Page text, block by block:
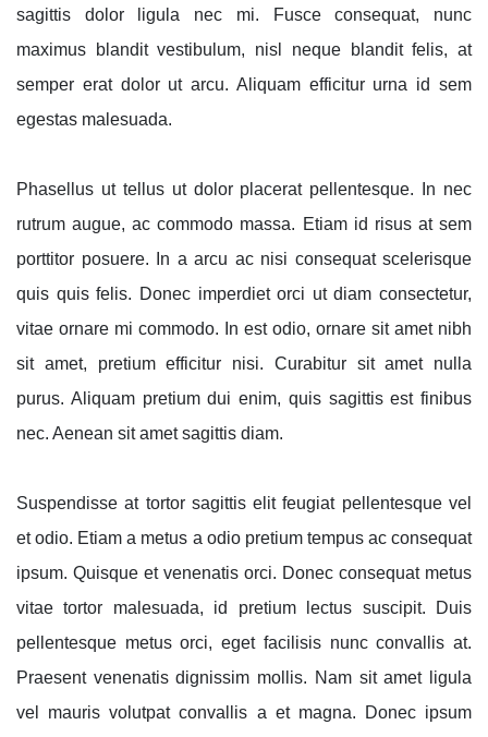
sagittis dolor ligula nec mi. Fusce consequat, nunc
maximus blandit vestibulum, nisl neque blandit felis, at
semper erat dolor ut arcu. Aliquam efficitur urna id sem
egestas malesuada.
Phasellus ut tellus ut dolor placerat pellentesque. In nec
rutrum augue, ac commodo massa. Etiam id risus at sem
porttitor posuere. In a arcu ac nisi consequat scelerisque
quis quis felis. Donec imperdiet orci ut diam consectetur,
vitae ornare mi commodo. In est odio, ornare sit amet nibh
sit amet, pretium efficitur nisi. Curabitur sit amet nulla
purus. Aliquam pretium dui enim, quis sagittis est finibus
nec. Aenean sit amet sagittis diam.
Suspendisse at tortor sagittis elit feugiat pellentesque vel
et odio. Etiam a metus a odio pretium tempus ac consequat
ipsum. Quisque et venenatis orci. Donec consequat metus
vitae tortor malesuada, id pretium lectus suscipit. Duis
pellentesque metus orci, eget facilisis nunc convallis at.
Praesent venenatis dignissim mollis. Nam sit amet ligula
vel mauris volutpat convallis a et magna. Donec ipsum